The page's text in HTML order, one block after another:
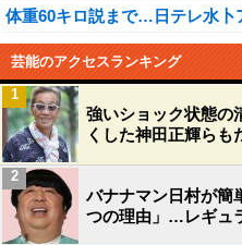
体重60キロ説まで…日テレ水卜
芸能のアクセスランキング
強いショック状態
くした神田正輝らも
1
バナナマン日村が簡
つの理由」…レギュ
2